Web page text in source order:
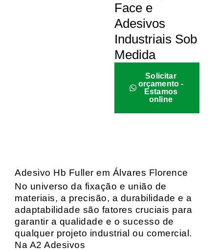
Face e
Adesivos
Industriais Sob
Medida
Solicitar
orçamento -
Estamos
online
Adesivo Hb Fuller em Álvares Florence
No universo da fixação e união de
materiais, a precisão, a durabilidade e a
adaptabilidade são fatores cruciais para
garantir a qualidade e o sucesso de
qualquer projeto industrial ou comercial.
Na A2 Adesivos